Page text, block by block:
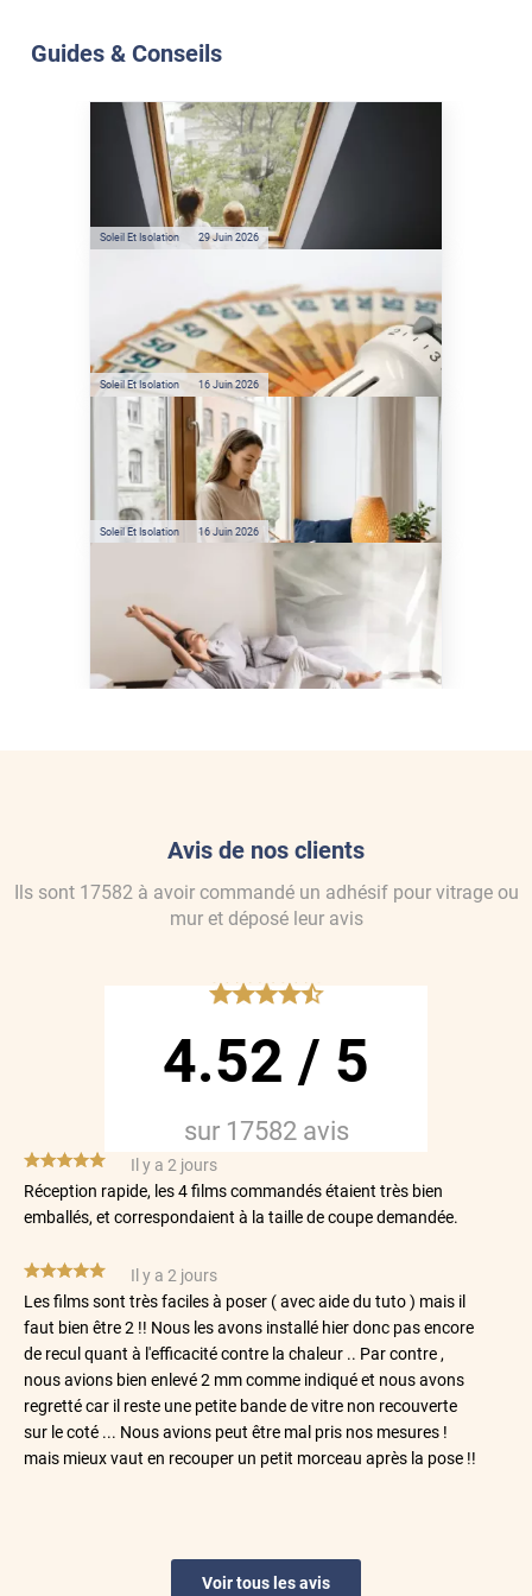
Guides & Conseils
Véranda et Velux : Comment
bloquer jusqu'à 80% de
l'énergie solaire sans
climatisation ?
Soleil Et Isolation 29 Juin 2026
Film anti-chaleur : quelles
sont les économies d’énergie
réelles ?
Soleil Et Isolation 16 Juin 2026
Préservez votre logement de
la chaleur : les conseils de
Jamy de C'est Pas Sorcier
Soleil Et Isolation 16 Juin 2026
Comment protéger sa
maison de la chaleur sans
climatisation ?
Avis de nos clients
Ils sont 17582à avoir commandé un adhésif pour vitrage ou
muret déposé leur avis
*****
4.52 / 5
sur 17582avis
*****
Réception rapide, les 4 films commandés étaient très bien
emballés, et correspondaient à la taille de coupe demandée.
Il y a 2 jours
*****
Les films sont très faciles à poser ( avec aide du tuto ) mais il
faut bien être 2 !! Nous les avons installé hier donc pas encore
de recul quant à l'efficacité contre la chaleur .. Par contre ,
nous avions bien enlevé 2 mm comme indiqué et nous avons
regretté car il reste une petite bande de vitre non recouverte
sur le coté ... Nous avions peut être mal pris nos mesures !
mais mieux vaut en recouper un petit morceau après la pose !!
Il y a 2 jours
Voir tous les avis